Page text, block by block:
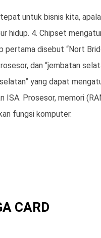
untuk bisnis kita,
hidup. 4. Chipset
pertama disebut “Nort
dan “jembatan
yang dapat
ISA. Prosesor, memori
fungsi komputer.
CARD